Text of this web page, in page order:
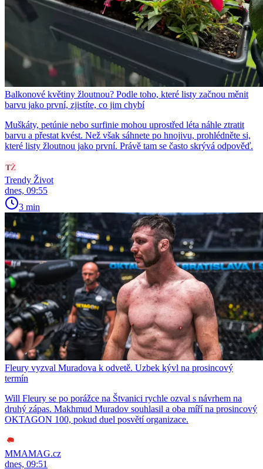
Balkonové květiny žloutnou? Podle toho, které listy začnou měnit
barvu jako první, zjistíte, co jim chybí
Muškáty, petúnie nebo surfinie mohou uprostřed léta náhle ztratit
barvu a přestat kvést. Než však sáhnete po hnojivu, prohlédněte si,
které listy žloutnou jako první. Právě tam se často skrývá odpověď.
Trendy Život
dnes, 09:55
3 min
Fleury vyzval Muradova k odvetě. Uzbek kývl na prosincový
termín
Will Fleury se po porážce na Štvanici rychle ozval s návrhem na
druhý zápas. Makhmud Muradov souhlasil a oba míří na prosincový
OKTAGON 100, pokud duel posvětí organizace.
MMAMAG.cz
dnes, 09:51